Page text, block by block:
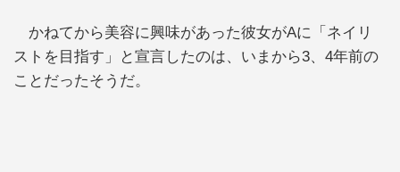
かねてから美容に興味があった彼女がAに「ネイリ
ストを目指す」と宣言したのは、いまから3、4年前の
ことだったそうだ。